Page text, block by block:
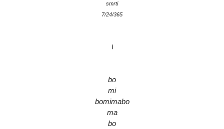
smrti
7/24/365
i
bo
mi
bomimabo
ma
bo